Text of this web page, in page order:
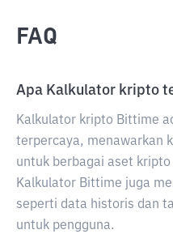
FAQ
Apa Kalkulator kripto
Kalkulator kripto Bittime
terpercaya, menawarkan
untuk berbagai aset
Kalkulator Bittime juga
seperti data historis dan
untuk pengguna.